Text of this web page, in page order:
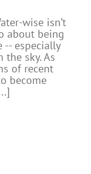
wise isn’t
about being
especially
sky. As
of recent
become